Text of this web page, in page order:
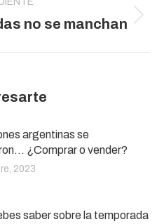
Publicación
no se manchan
argentinas se
¿Comprar o vender?
2023
saber sobre la temporada